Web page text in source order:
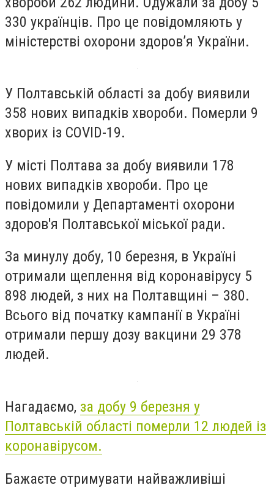
330 українців. Про це повідомляють у
міністерстві охорони здоров’я України.
У Полтавській області за добу виявили
358 нових випадків хвороби. Померли 9
хворих із COVID-19.
У місті Полтава за добу виявили 178
нових випадків хвороби. Про це
повідомили у Департаменті охорони
здоров'я Полтавської міської ради.
За минулу добу, 10 березня, в Україні
отримали щеплення від коронавірусу 5
898 людей, з них на Полтавщині – 380.
Всього від початку кампанії в Україні
отримали першу дозу вакцини 29 378
людей.
Нагадаємо, за добу 9 березня у
Полтавській області померли 12 людей із
коронавірусом.
Бажаєте отримувати найважливіші